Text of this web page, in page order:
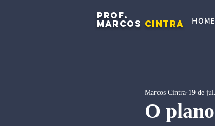
PROF.
MARCOS CINTRA HOME
O
Marcos Cintra 19 de